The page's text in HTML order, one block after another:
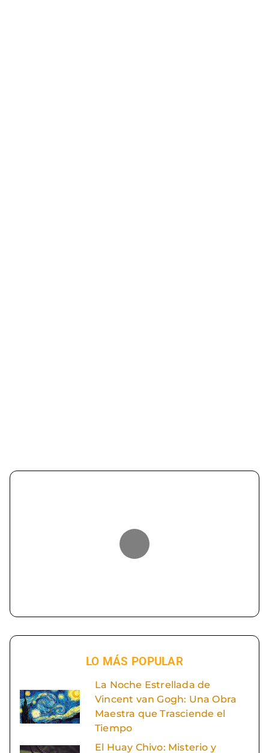
LO MÁS POPULAR
La Noche Estrellada de
Vincent van Gogh: Una Obra
Maestra que Trasciende el
Tiempo
El Huay Chivo: Misterio y